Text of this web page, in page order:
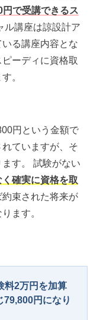
円で受講できるス
ル講座は諒設計ア
る講座内容とな
ーディに資格取
。
円という金額で
ていますが、そ
す。 試験がない
確実に資格を取
束された将来が
ます。
料2万円を加算
円になり